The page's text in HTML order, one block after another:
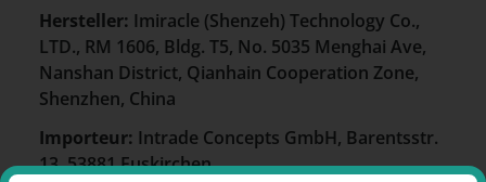
Hersteller: Imiracle (Shenzeh) Technology Co.,
LTD., RM 1606, Bldg. T5, No. 5035 Menghai Ave,
Nanshan District, Qianhain Cooperation Zone,
Shenzhen, China
Importeur: Intrade Concepts GmbH, Barentsstr.
13, 53881 Euskirchen